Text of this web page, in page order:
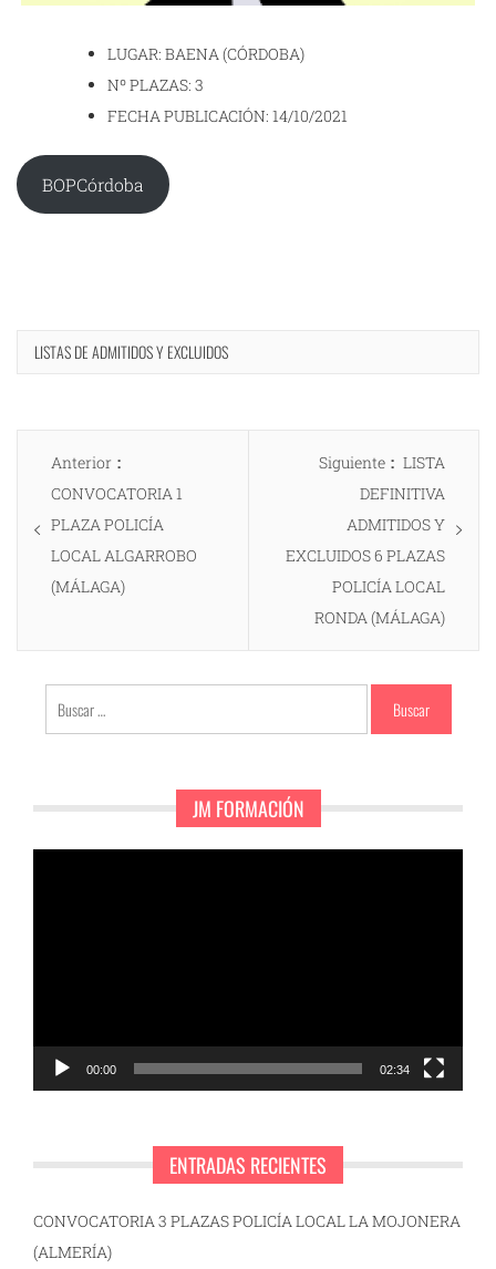
LUGAR: BAENA (CÓRDOBA)
Nº PLAZAS: 3
FECHA PUBLICACIÓN: 14/10/2021
BOPCórdoba
LISTAS DE ADMITIDOS Y EXCLUIDOS
Navegación
entradas
Anterior
anterior:
CONVOCATORIA 1
PLAZA POLICÍA
LOCAL ALGARROBO
(MÁLAGA)
Siguiente
Entrada
siguiente:
LISTA
DEFINITIVA
ADMITIDOS Y
EXCLUIDOS 6 PLAZAS
POLICÍA LOCAL
RONDA (MÁLAGA)
Buscar:
JM FORMACIÓN
00:00 02:34
ENTRADAS RECIENTES
CONVOCATORIA 3 PLAZAS POLICÍA LOCAL LA MOJONERA
(ALMERÍA)